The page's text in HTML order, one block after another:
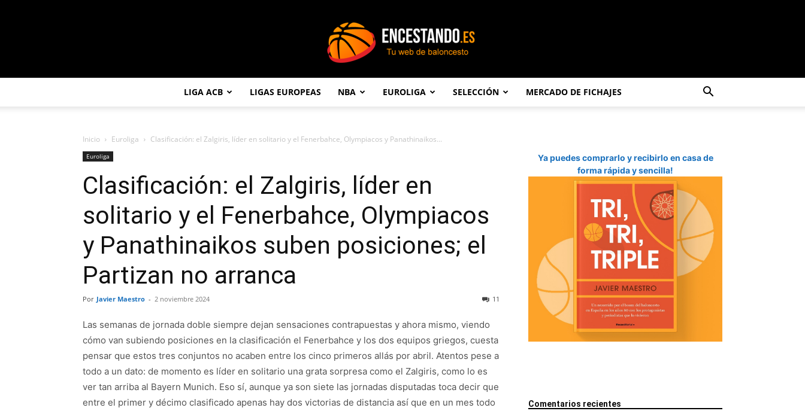
LIGA ACB LIGAS EUROPEAS NBA EUROLIGA SELECCIÓN MERCADO DE FICHAJES
Inicio Euroliga Clasificación: el Zalgiris, líder en solitario y el Fenerbahce, Olympiacos y Panathinaikos...
Euroliga
Clasificación: el Zalgiris, líder en
solitario y el Fenerbahce, Olympiacos
y Panathinaikos suben posiciones; el
Partizan no arranca
Por Javier Maestro - 2 noviembre 2024 11
Las semanas de jornada doble siempre dejan sensaciones contrapuestas y ahora mismo, viendo
cómo van subiendo posiciones en la clasificación el Fenerbahce y los dos equipos griegos, cuesta
pensar que estos tres conjuntos no acaben entre los cinco primeros allás por abril. Atentos pese a
todo a un dato: de momento es líder en solitario una grata sorpresa como el Zalgiris, como lo es
ver tan arriba al Bayern Munich. Eso sí, aunque ya son siete las jornadas disputadas toca decir que
entre el primer y décimo clasificado apenas hay dos victorias de distancia así que en un mes todo
Ya puedes comprarlo y recibirlo en casa de
forma rápida y sencilla!
Comentarios recientes